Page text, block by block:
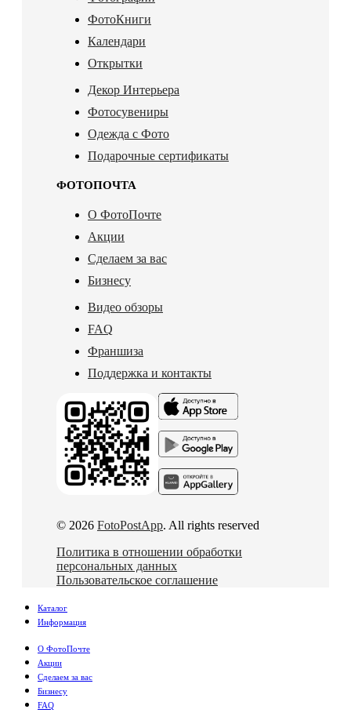
ФотоКниги
Календари
Открытки
Декор Интерьера
Фотосувениры
Одежда с Фото
Подарочные сертификаты
ФОТОПОЧТА
О ФотоПочте
Акции
Сделаем за вас
Бизнесу
Видео обзоры
FAQ
Франшиза
Поддержка и контакты
© 2026 FotoPostApp. All rights reserved
Политика в отношении обработки
персональных данных
Пользовательское соглашение
Каталог
Информация
О ФотоПочте
Акции
Сделаем за вас
Бизнесу
FAQ